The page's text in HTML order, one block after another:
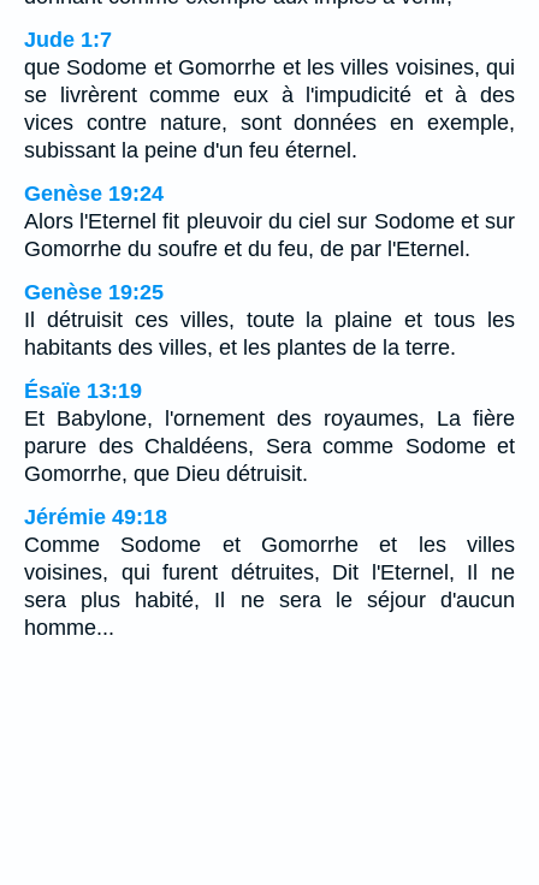
Jude 1:7
que Sodome et Gomorrhe et les villes voisines, qui
se livrèrent comme eux à l'impudicité et à des
vices contre nature, sont données en exemple,
subissant la peine d'un feu éternel.
Genèse 19:24
Alors l'Eternel fit pleuvoir du ciel sur Sodome et sur
Gomorrhe du soufre et du feu, de par l'Eternel.
Genèse 19:25
Il détruisit ces villes, toute la plaine et tous les
habitants des villes, et les plantes de la terre.
Ésaïe 13:19
Et Babylone, l'ornement des royaumes, La fière
parure des Chaldéens, Sera comme Sodome et
Gomorrhe, que Dieu détruisit.
Jérémie 49:18
Comme Sodome et Gomorrhe et les villes
voisines, qui furent détruites, Dit l'Eternel, Il ne
sera plus habité, Il ne sera le séjour d'aucun
homme...